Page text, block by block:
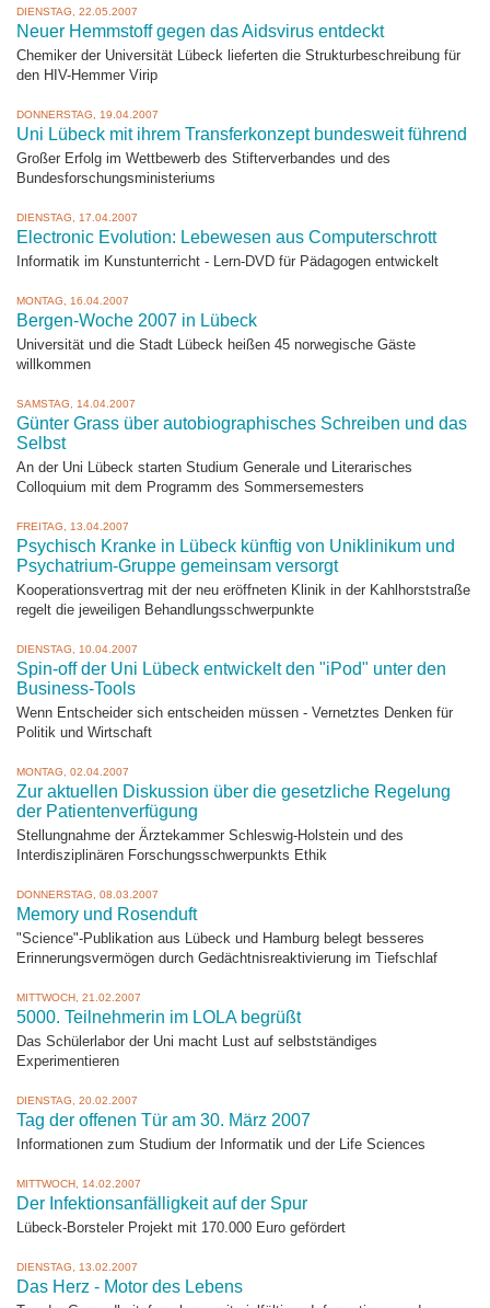
DIENSTAG, 22.05.2007
Neuer Hemmstoff gegen das Aidsvirus entdeckt
Chemiker der Universität Lübeck lieferten die Strukturbeschreibung für
den HIV-Hemmer Virip
DONNERSTAG, 19.04.2007
Uni Lübeck mit ihrem Transferkonzept bundesweit führend
Großer Erfolg im Wettbewerb des Stifterverbandes und des
Bundesforschungsministeriums
DIENSTAG, 17.04.2007
Electronic Evolution: Lebewesen aus Computerschrott
Informatik im Kunstunterricht - Lern-DVD für Pädagogen entwickelt
MONTAG, 16.04.2007
Bergen-Woche 2007 in Lübeck
Universität und die Stadt Lübeck heißen 45 norwegische Gäste
willkommen
SAMSTAG, 14.04.2007
Günter Grass über autobiographisches Schreiben und das
Selbst
An der Uni Lübeck starten Studium Generale und Literarisches
Colloquium mit dem Programm des Sommersemesters
FREITAG, 13.04.2007
Psychisch Kranke in Lübeck künftig von Uniklinikum und
Psychatrium-Gruppe gemeinsam versorgt
Kooperationsvertrag mit der neu eröffneten Klinik in der Kahlhorststraße
regelt die jeweiligen Behandlungsschwerpunkte
DIENSTAG, 10.04.2007
Spin-off der Uni Lübeck entwickelt den "iPod" unter den
Business-Tools
Wenn Entscheider sich entscheiden müssen - Vernetztes Denken für
Politik und Wirtschaft
MONTAG, 02.04.2007
Zur aktuellen Diskussion über die gesetzliche Regelung
der Patientenverfügung
Stellungnahme der Ärztekammer Schleswig-Holstein und des
Interdisziplinären Forschungsschwerpunkts Ethik
DONNERSTAG, 08.03.2007
Memory und Rosenduft
"Science"-Publikation aus Lübeck und Hamburg belegt besseres
Erinnerungsvermögen durch Gedächtnisreaktivierung im Tiefschlaf
MITTWOCH, 21.02.2007
5000. Teilnehmerin im LOLA begrüßt
Das Schülerlabor der Uni macht Lust auf selbstständiges
Experimentieren
DIENSTAG, 20.02.2007
Tag der offenen Tür am 30. März 2007
Informationen zum Studium der Informatik und der Life Sciences
MITTWOCH, 14.02.2007
Der Infektionsanfälligkeit auf der Spur
Lübeck-Borsteler Projekt mit 170.000 Euro gefördert
DIENSTAG, 13.02.2007
Das Herz - Motor des Lebens